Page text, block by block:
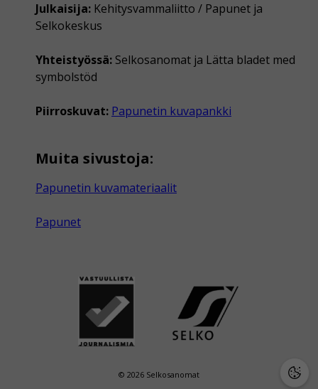
Julkaisija: Kehitysvammaliitto / Papunet ja
Selkokeskus
Yhteistyössä: Selkosanomat ja Lätta bladet med
symbolstöd
Piirroskuvat: Papunetin kuvapankki
Muita sivustoja:
Papunetin kuvamateriaalit
Papunet
© 2026 Selkosanomat